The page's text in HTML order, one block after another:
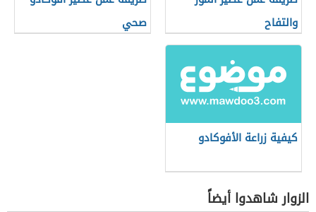
والتفاح
صحي
كيفية زراعة الأفوكادو
الزوار شاهدوا أيضاً